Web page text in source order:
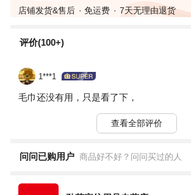
店铺发货&售后
免运费 7天无理由退货
评价(100+)
1***1
毛巾还没有用，只是看了下，
查看全部评价
问问已购用户 商品好不好？问问买过的人